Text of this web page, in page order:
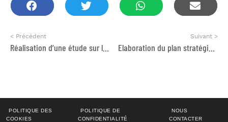
< Précédent Suivant >
POLITIQUE DES
COOKIES
POLITIQUE DE
CONFIDENTIALITÉ
NOUS
CONTACTER